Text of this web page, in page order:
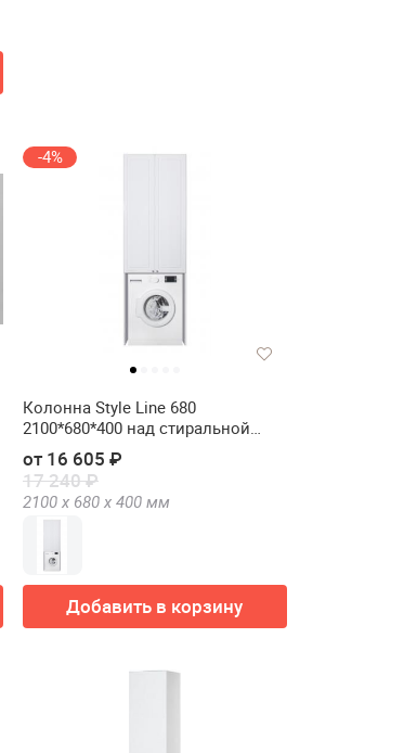
-4%
Колонна Style Line 680
2100*680*400 над стиральной
машиной
от 16 605 ₽
17 240 ₽
2100 х 680 х 400 мм
Добавить в корзину